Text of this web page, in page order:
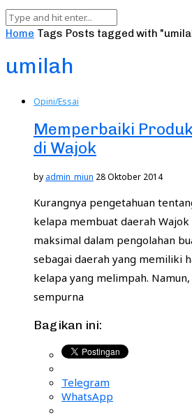
Home Tags Posts tagged with
umilah
Opini/Essai
Memperbaiki
di Wajok
by admin_miun 28 Oktober 2014
Kurangnya pengetahuan
kelapa membuat daerah
maksimal dalam pengolahan
sebagai daerah yang memiliki
kelapa yang melimpah.
sempurna
Bagikan ini:
Telegram
WhatsApp